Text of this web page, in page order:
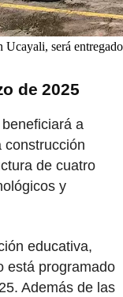
será
de 2025
a
construcción
de cuatro
y
educativa,
está programado
Además de las